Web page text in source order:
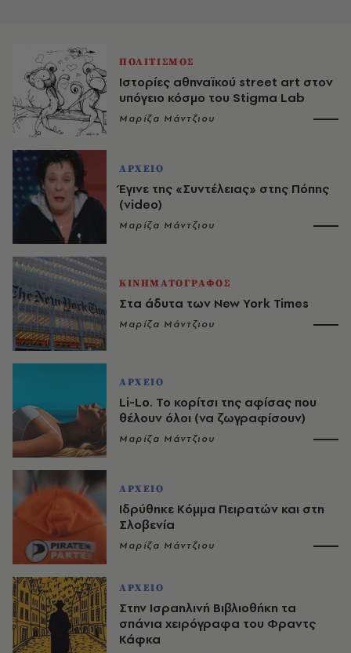
ΠΟΛΙΤΙΣΜΟΣ
Ιστορίες αθηναϊκού street art στον
υπόγειο κόσμο του Stigma Lab
Μαρίζα Μάντζιου
ΑΡΧΕΙΟ
Έγινε της «Συντέλειας» στης Πόπης
(video)
Μαρίζα Μάντζιου
ΚΙΝΗΜΑΤΟΓΡΑΦΟΣ
Στα άδυτα των New York Times
Μαρίζα Μάντζιου
ΑΡΧΕΙΟ
Li-Lo. Το κορίτσι της αφίσας που
θέλουν όλοι (να ζωγραφίσουν)
Μαρίζα Μάντζιου
ΑΡΧΕΙΟ
Ιδρύθηκε Κόμμα Πειρατών και στη
Σλοβενία
Μαρίζα Μάντζιου
ΑΡΧΕΙΟ
Στην Ισραηλινή Βιβλιοθήκη τα
σπάνια χειρόγραφα του Φραντς
Κάφκα